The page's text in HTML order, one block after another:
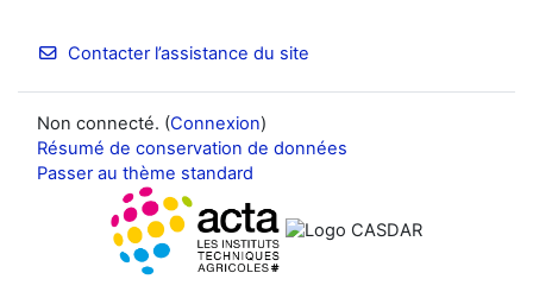
Contacter l’assistance du site
Non connecté. (Connexion)
Résumé de conservation de données
Passer au thème standard